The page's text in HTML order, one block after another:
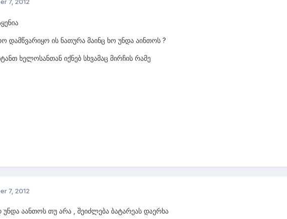
დამწვარიყო ის ნათურა მაინც ხო უნდა აინთოს ?
ხელოსანთან იქნებ სხვამაც მირჩის რამე
7, 2012
უნდა აანთოს თუ არა , შეიძლება ბატარეას დაერხა